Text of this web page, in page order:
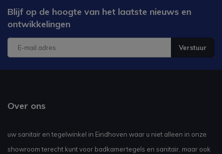
Blijf op de hoogte van het laatste nieuws en
ontwikkelingen
Verstuur
Over ons
uw sanitair en tegelwinkel in Eindhoven waar u niet alleen in onze
showroom terecht kunt voor badkamertegels en sanitair, maar ook